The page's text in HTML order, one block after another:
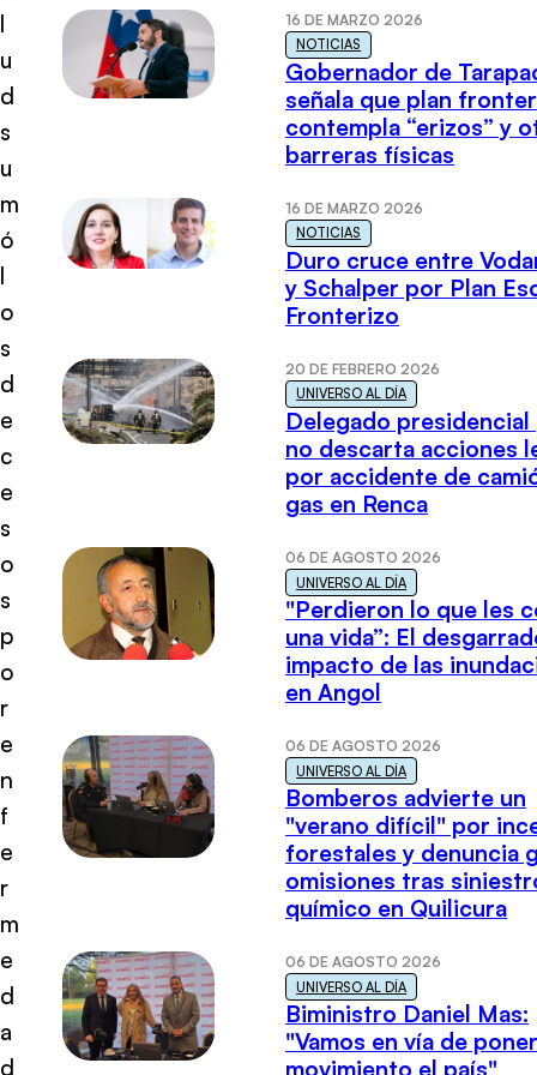
l
u
d
s
u
m
ó
l
o
s
d
e
c
e
s
o
s
p
o
r
e
n
f
e
r
m
e
d
a
d
16 DE MARZO 2026
NOTICIAS
Gobernador de
señala que plan
contempla “erizos” y
barreras físicas
16 DE MARZO 2026
NOTICIAS
Duro cruce entre
y Schalper por Plan
Fronterizo
20 DE FEBRERO 2026
UNIVERSO AL DÍA
Delegado presidencial
no descarta acciones
por accidente de
gas en Renca
06 DE AGOSTO 2026
UNIVERSO AL DÍA
"Perdieron lo que les
una vida”: El
impacto de las
en Angol
06 DE AGOSTO 2026
UNIVERSO AL DÍA
Bomberos advierte un
"verano difícil" por
forestales y denuncia
omisiones tras
químico en Quilicura
06 DE AGOSTO 2026
UNIVERSO AL DÍA
Biministro Daniel Mas:
"Vamos en vía de